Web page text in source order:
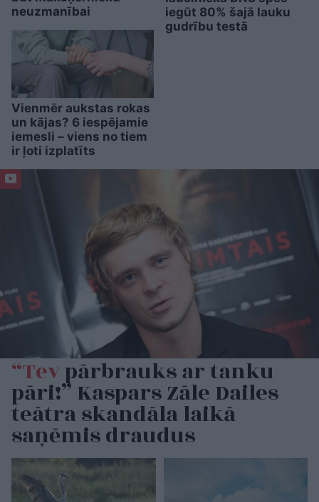
neuzmanībai
Vienmēr aukstas rokas
un kājas? 6 iespējamie
iemesli – viens no tiem
ir ļoti izplatīts
iegūt 80% šajā lauku
gudrību testā
“Tevpārbrauks ar tanku
pāri!” Kaspars Zāle Dailes
teātra skandāla laikā
saņēmis draudus